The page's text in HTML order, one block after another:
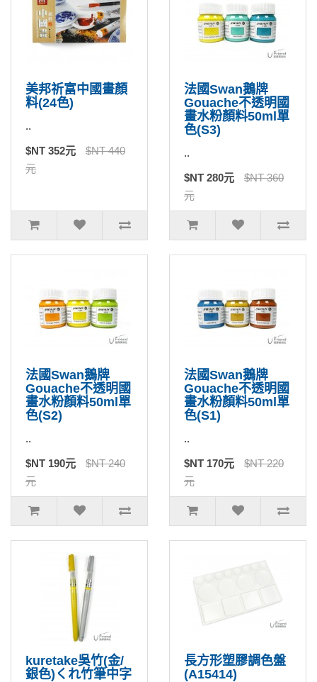
美邦祈富中國畫顏
料(24色)
..
$NT 352元
$NT 440
元
法國Swan鵝牌
Gouache不透明國
畫水粉顏料50ml單
色(S3)
..
$NT 280元
$NT 360
元
法國Swan鵝牌
Gouache不透明國
畫水粉顏料50ml單
色(S2)
..
$NT 190元
$NT 240
元
法國Swan鵝牌
Gouache不透明國
畫水粉顏料50ml單
色(S1)
..
$NT 170元
$NT 220
元
kuretake吳竹(金/
銀色)くれ竹筆中字
長方形塑膠調色盤
(A15414)